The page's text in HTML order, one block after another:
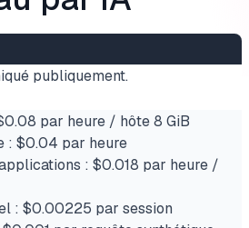
publiquement.
par heure / hôte 8 GiB
: $0.04 par heure
: $0.018 par heure /
: $0.00225 par session